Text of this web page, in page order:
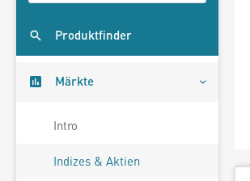
Produktfinder
Märkte
Intro
Indizes & Aktien